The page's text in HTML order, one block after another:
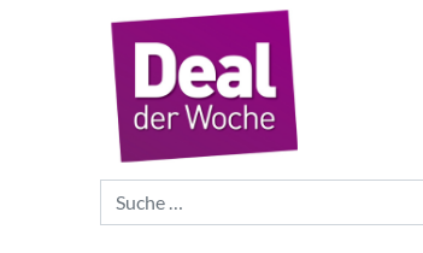
Suche nach: